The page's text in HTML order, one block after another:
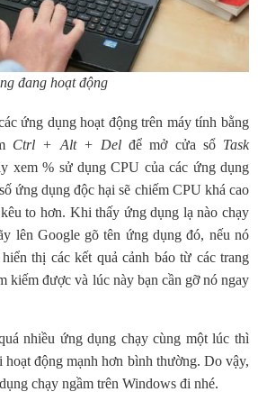
đang hoạt động
ứng dụng hoạt động trên máy tính bằng
Ctrl + Alt + Delđể mở cửa sổ Task
xem % sử dụng CPU của các ứng dụng
ứng dụng độc hại sẽ chiếm CPU khá cao
to hơn. Khi thấy ứng dụng lạ nào chạy
lên Google gõ tên ứng dụng đó, nếu nó
thị các kết quả cảnh báo từ các trang
kiếm được và lúc này bạn cần gỡ nó ngay
nhiều ứng dụng chạy cùng một lúc thì
hoạt động mạnh hơn bình thường. Do vậy,
chạy ngầm trên Windows đi nhé.